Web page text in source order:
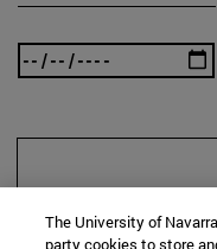
The University of
party cookies to store